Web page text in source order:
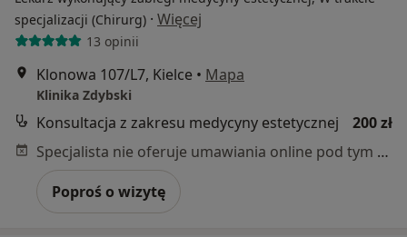
specjalizacji (Chirurg) · Więcej
13 opinii
Klonowa 107/L7, Kielce • Mapa
Klinika Zdybski
Konsultacja z zakresu medycyny estetycznej
200 zł
Specjalista nie oferuje umawiania online pod tym adresem.
Poproś o wizytę